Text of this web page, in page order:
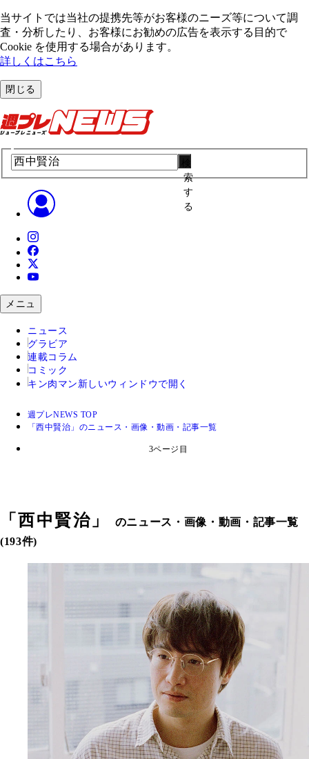
当サイトでは当社の提携先等がお客様のニーズ等について調
査・分析したり、お客様にお勧めの広告を表⽰する⽬的で
Cookie を使⽤する場合があります。
詳しくはこちら
閉じる
索
す
る
メニュ
ニュース
グラビア
連載コラム
コミック
キン肉マン 新しいウィンドウで開く
週プレNEWS TOP
「西中賢治」のニュース・画像・動画・記事一覧
3ページ目
「西中賢治 」
のニュース・画像・動画・記事一覧
(193件)